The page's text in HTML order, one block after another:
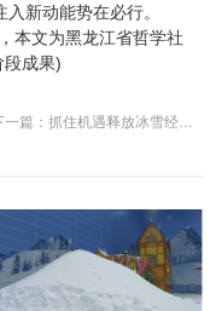
新动能势在必行。
本文为黑龙江省哲学社
段成果)
下一篇：抓住机遇释放冰雪经济红利